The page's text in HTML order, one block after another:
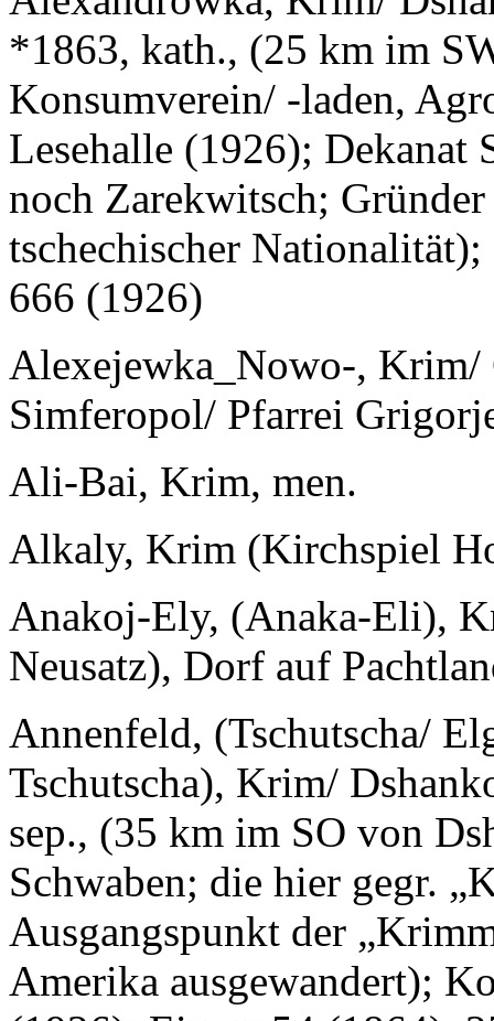
*1863, kath., (25 km im
Konsumverein/ -laden,
Lesehalle (1926); Dekanat
noch Zarekwitsch;
tschechischer
666 (1926)
Alexejewka_Nowo-, Krim/
Simferopol/ Pfarrei
Ali-Bai, Krim, men.
Alkaly, Krim (Kirchspiel
Anakoj-Ely, (Anaka-Eli),
Neusatz), Dorf auf
Annenfeld, (Tschutscha/
Tschutscha), Krim/
sep., (35 km im SO von
Schwaben; die hier gegr.
Ausgangspunkt der
Amerika ausgewandert);